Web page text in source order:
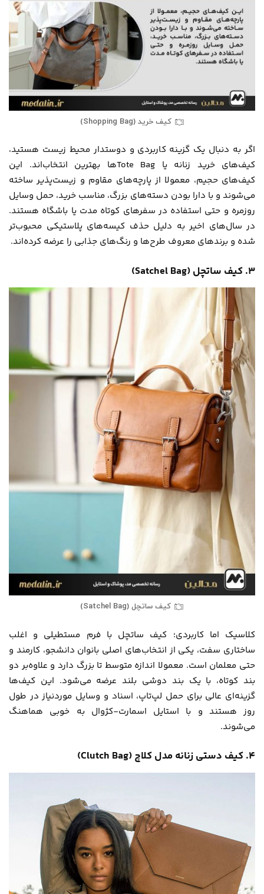
کیف خرید (Shopping Bag)
اگر به دنبال یک گزینه کاربردی و دوستدار محیط زیست هستید،
کیف‌های خرید زنانه یا Tote Bagها بهترین انتخاب‌اند. این
کیف‌های حجیم، معمولا از پارچه‌های مقاوم و زیست‌پذیر ساخته
می‌شوند و با دارا بودن دسته‌های بزرگ، مناسب خرید، حمل وسایل
روزمره و حتی استفاده در سفرهای کوتاه مدت یا باشگاه هستند.
در سال‌های اخیر به دلیل حذف کیسه‌های پلاستیکی محبوب‌تر
شده و برندهای معروف طرح‌ها و رنگ‌های جذابی را عرضه کرده‌اند.
۳. کیف ساتچل (Satchel Bag)
کیف ساتچل (Satchel Bag)
کلاسیک اما کاربردی؛ کیف ساتچل با فرم مستطیلی و اغلب
ساختاری سفت، یکی از انتخاب‌های اصلی بانوان دانشجو، کارمند و
حتی معلمان است. معمولا اندازه متوسط تا بزرگ دارد و علاوه‌بر دو
بند کوتاه، با یک بند دوشی بلند عرضه می‌شود. این کیف‌ها
گزینه‌ای عالی برای حمل لپ‌تاپ، اسناد و وسایل موردنیاز در طول
روز هستند و با استایل اسمارت-کژوال به خوبی هماهنگ
می‌شوند.
۴. کیف دستی زنانه مدل کلاچ (Clutch Bag)